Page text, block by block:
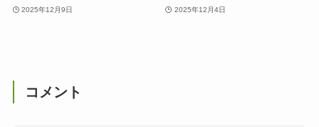
2025年12月9日 2025年12月4日
コメント